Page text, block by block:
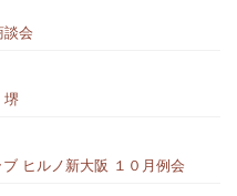
談会
堺
ブ ヒルノ新大阪 １０月例会